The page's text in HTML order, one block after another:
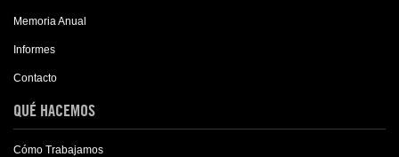
Memoria Anual
Informes
Contacto
QUÉ HACEMOS
Cómo Trabajamos